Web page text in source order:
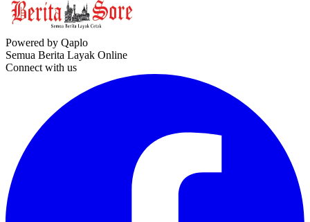
Powered by Qaplo
Semua Berita Layak Online
Connect with us